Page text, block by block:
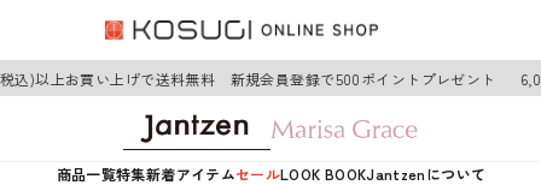
)以上お買い上げで送料無料 新規会員登録で500ポイントプレゼント
商品一覧特集新着アイテムセールLOOK BOOKJantzenについて